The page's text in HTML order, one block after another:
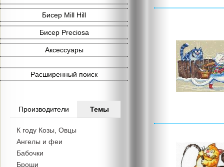
Бисер Mill Hill
Бисер Preciosa
Аксессуары
Расширенный поиск
Производители Темы
К году Козы, Овцы
Ангелы и феи
Бабочки
Броши